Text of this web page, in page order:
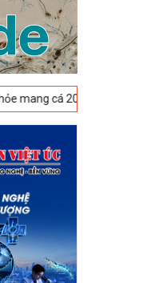
2025 Vigo, Tây Ban